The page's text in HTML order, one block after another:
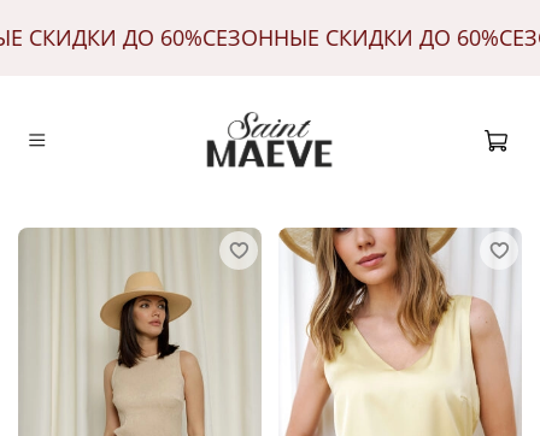
СКИДКИ ДО 60%СЕЗОННЫЕ СКИДКИ ДО 60%